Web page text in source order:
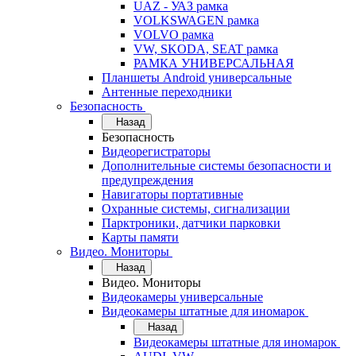
UAZ - УАЗ рамка
VOLKSWAGEN рамка
VOLVO рамка
VW, SKODA, SEAT рамка
РАМКА УНИВЕРСАЛЬНАЯ
Планшеты Android универсальные
Антенные переходники
Безопасность
Назад
Безопасность
Видеорегистраторы
Дополнительные системы безопасности и
предупреждения
Навигаторы портативные
Охранные системы, сигнализации
Парктроники, датчики парковки
Карты памяти
Видео. Мониторы
Назад
Видео. Мониторы
Видеокамеры универсальные
Видеокамеры штатные для иномарок
Назад
Видеокамеры штатные для иномарок